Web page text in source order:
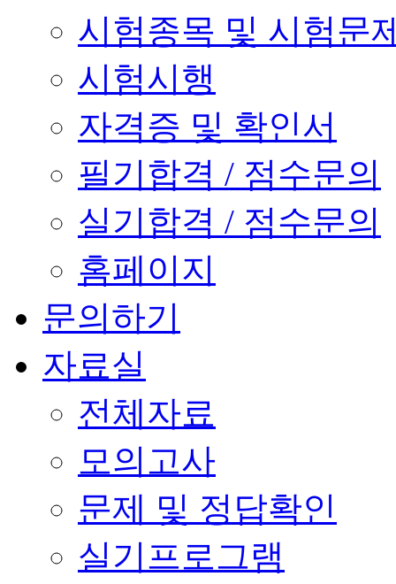
시험종목 및 시험문
시험시행
자격증 및 확인서
필기합격 / 점수문의
실기합격 / 점수문의
홈페이지
문의하기
자료실
전체자료
모의고사
문제 및 정답확인
실기프로그램